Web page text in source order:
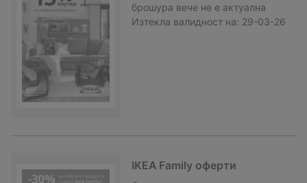
брошура вече не е актуална
Изтекла валидност на: 29-03-26
IKEA Family оферти